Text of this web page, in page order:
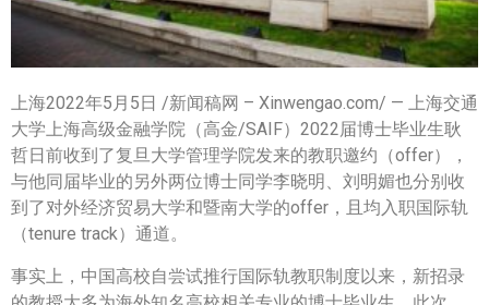
上海2022年5月5日 /新闻稿网 – Xinwengao.com/ — 上海交通
大学上海高级金融学院（高金/SAIF）2022届博士毕业生耿
哲日前收到了复旦大学管理学院发来的教职邀约（offer），
与他同届毕业的另外两位博士同学李晓明、刘明媚也分别收
到了对外经济贸易大学和暨南大学的offer，且均入职国际轨
（tenure track）通道。
事实上，中国高校自尝试推行国际轨教职制度以来，新招录